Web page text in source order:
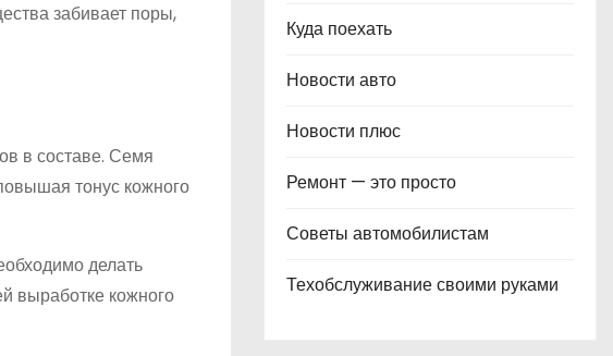
забивает поры,
в составе. Семя
тонус кожного
делать
выработке кожного
Куда поехать
Новости авто
Новости плюс
Ремонт — это просто
Советы автомобилистам
Техобслуживание своими руками